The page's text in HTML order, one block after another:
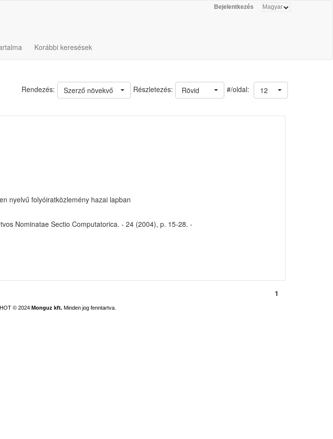
Bejelentkezés
Korábbi keresések
#/oldal: 12
Rövid
Részletezés:
Rendezés: Szerző növekvő
nyelvű folyóiratközlemény hazai lapban
Nominatae Sectio Computatorica. - 24 (2004), p. 15-28. -
1
© 2024 Monguz kft. Minden jog fenntartva.